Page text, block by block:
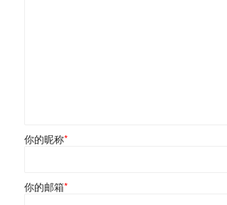
你的昵称*
你的邮箱*